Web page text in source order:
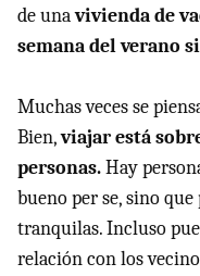
de unavivienda de
semana del verano
Muchas veces se
Bien,viajar está
personas.Hay
bueno per se, sino
tranquilas. Incluso
relación con los